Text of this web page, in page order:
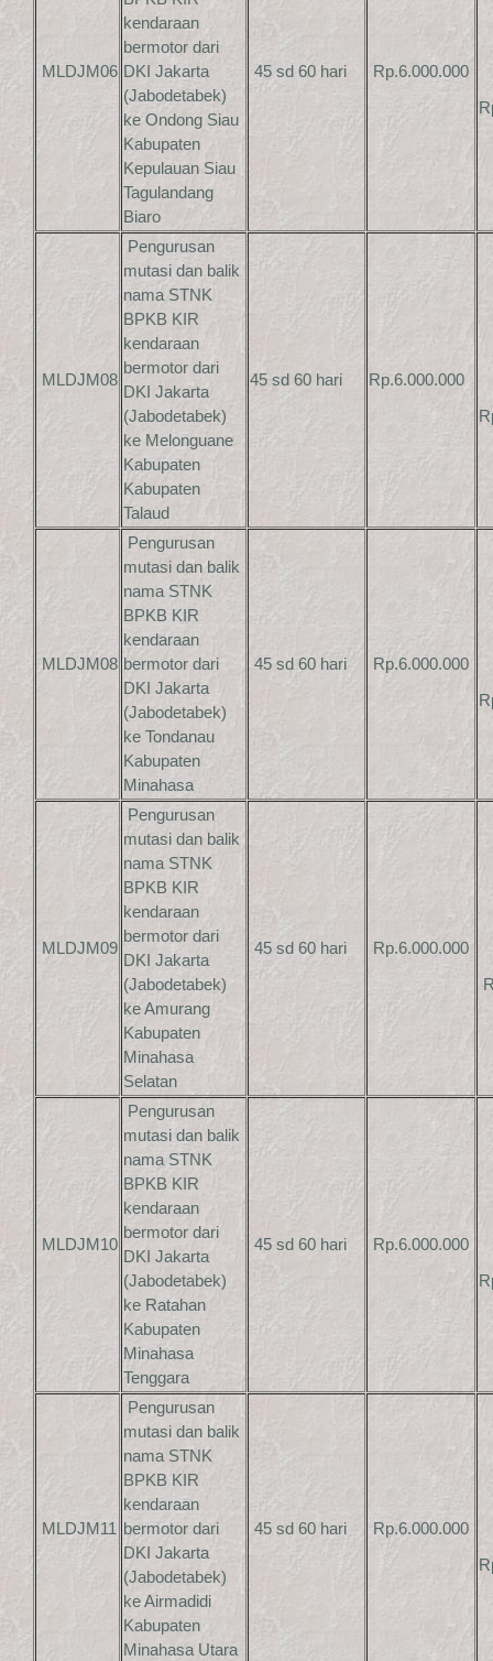
MLDJM06
kendaraan
bermotor dari
DKI Jakarta
(Jabodetabek)
ke Ondong Siau
Kabupaten
Kepulauan Siau
Tagulandang
Biaro
45 sd 60 hari
Rp.6.000.000
MLDJM08
Pengurusan
mutasi dan balik
nama STNK
BPKB KIR
kendaraan
bermotor dari
DKI Jakarta
(Jabodetabek)
ke Melonguane
Kabupaten
Kabupaten
Talaud
45 sd 60 hari
Rp.6.000.000
MLDJM08
Pengurusan
mutasi dan balik
nama STNK
BPKB KIR
kendaraan
bermotor dari
DKI Jakarta
(Jabodetabek)
ke Tondanau
Kabupaten
Minahasa
45 sd 60 hari
Rp.6.000.000
MLDJM09
Pengurusan
mutasi dan balik
nama STNK
BPKB KIR
kendaraan
bermotor dari
DKI Jakarta
(Jabodetabek)
ke Amurang
Kabupaten
Minahasa
Selatan
45 sd 60 hari
Rp.6.000.000
MLDJM10
Pengurusan
mutasi dan balik
nama STNK
BPKB KIR
kendaraan
bermotor dari
DKI Jakarta
(Jabodetabek)
ke Ratahan
Kabupaten
Minahasa
Tenggara
45 sd 60 hari
Rp.6.000.000
MLDJM11
Pengurusan
mutasi dan balik
nama STNK
BPKB KIR
kendaraan
bermotor dari
DKI Jakarta
(Jabodetabek)
ke Airmadidi
Kabupaten
Minahasa Utara
45 sd 60 hari
Rp.6.000.000